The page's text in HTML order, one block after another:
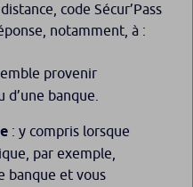
code Sécur’Pass
notamment, à :
provenir
banque.
: y compris lorsque
par exemple,
banque et vous